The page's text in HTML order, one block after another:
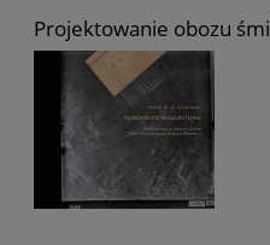
Projektowanie obozu